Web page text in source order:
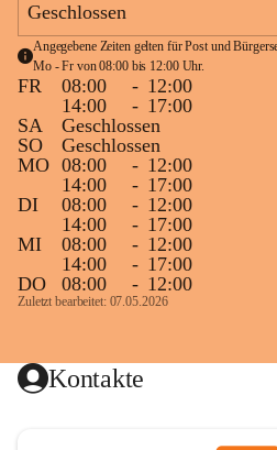
Geschlossen
Angegebene Zeiten gelten für Post und
Mo - Fr von 08:00 bis 12:00 Uhr.
FR 08:00 - 12:00
14:00
- 17:00
SA
Geschlossen
SO
Geschlossen
MO 08:00 - 12:00
14:00
- 17:00
DI
08:00 - 12:00
14:00
- 17:00
MI
08:00 - 12:00
14:00
- 17:00
DO
08:00 - 12:00
Zuletzt bearbeitet: 07.05.2026
Kontakte